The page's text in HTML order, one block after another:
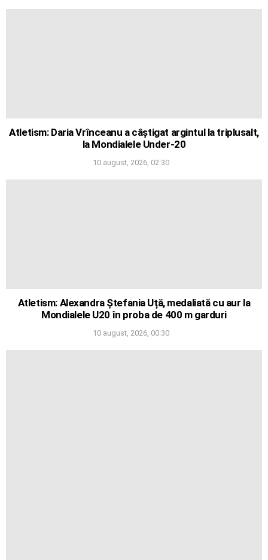
Atletism: Daria Vrînceanu a câștigat argintul la triplusalt,
la Mondialele Under-20
10 august, 2026, 02:30
Atletism: Alexandra Ștefania Uță, medaliată cu aur la
Mondialele U20 în proba de 400 m garduri
10 august, 2026, 00:30